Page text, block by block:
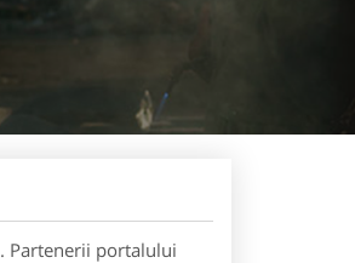
. Partenerii portalului